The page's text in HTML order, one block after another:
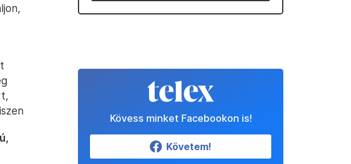
Kövess minket Facebookon is!
Követem!